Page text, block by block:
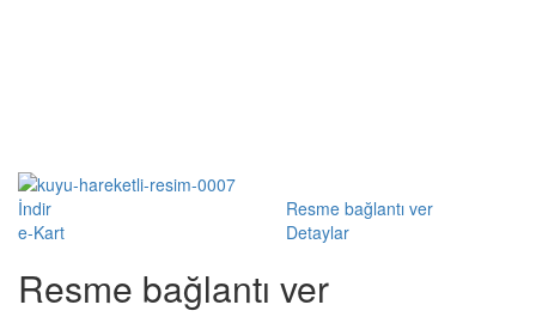
İndir
Resme bağlantı ver
e-Kart
Detaylar
Resme bağlantı ver